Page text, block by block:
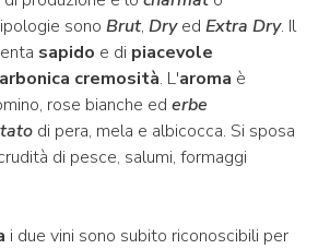
sono Brut, Dryed Extra Dry. Il
sapido e di piacevole
cremosità. L'aroma è
rose bianche ed erbe
di pera, mela e albicocca. Si sposa
di pesce, salumi, formaggi
i due vini sono subito riconoscibili per